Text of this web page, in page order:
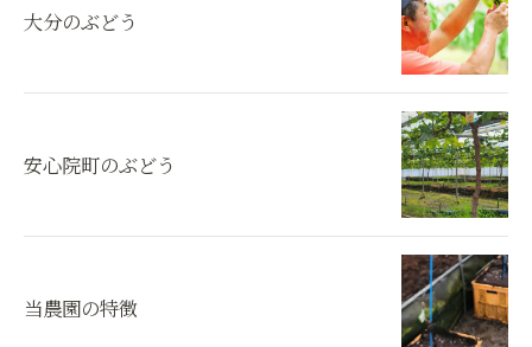
大分のぶどう
安心院町のぶどう
当農園の特徴